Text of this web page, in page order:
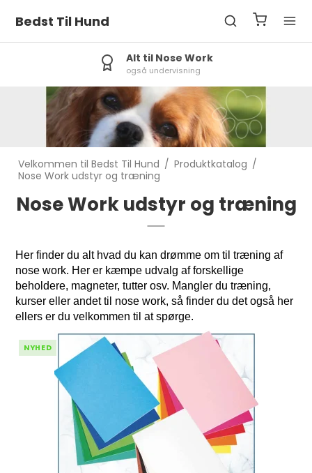
Bedst Til Hund
Alt til Nose Work
også undervisning
Velkommen til Bedst Til Hund / Produktkatalog /
Nose Work udstyr og træning
Nose Work udstyr og træning
Her finder du alt hvad du kan drømme om til træning af
nose work. Her er kæmpe udvalg af forskellige
beholdere, magneter, tutter osv. Mangler du træning,
kurser eller andet til nose work, så finder du det også her
ellers er du velkommen til at spørge.
NYHED